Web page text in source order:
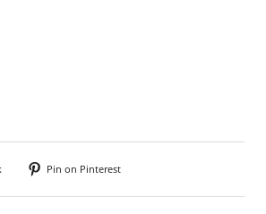
Pin on Pinterest